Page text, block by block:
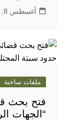
أغسطس 8, 2026
ملفات ساخنة
فتح بحث
“الجهات